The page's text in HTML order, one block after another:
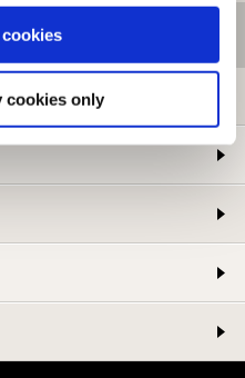
cookies only